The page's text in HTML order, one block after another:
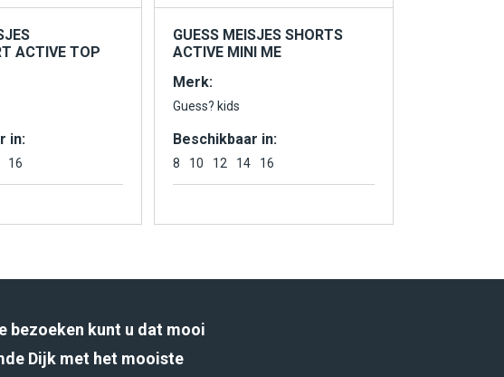
ACTIVE TOP
in:
16
GUESS MEISJES SHORTS
ACTIVE MINI ME
Merk:
Guess? kids
Beschikbaar in:
8 10 12 14 16
bezoeken kunt u dat mooi
Dijk met het mooiste